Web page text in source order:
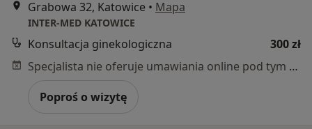
Grabowa 32, Katowice • Mapa
INTER-MED KATOWICE
Konsultacja ginekologiczna
300 zł
Specjalista nie oferuje umawiania online pod tym adresem.
Poproś o wizytę